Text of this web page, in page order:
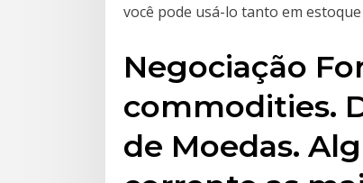
você pode usá-lo tanto em estoque
Negociação
commodities.
de Moedas.